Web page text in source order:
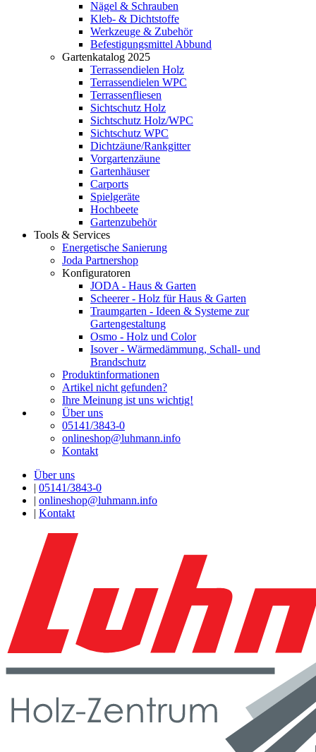
Nägel & Schrauben
Kleb- & Dichtstoffe
Werkzeuge & Zubehör
Befestigungsmittel Abbund
Gartenkatalog 2025
Terrassendielen Holz
Terrassendielen WPC
Terrassenfliesen
Sichtschutz Holz
Sichtschutz Holz/WPC
Sichtschutz WPC
Dichtzäune/Rankgitter
Vorgartenzäune
Gartenhäuser
Carports
Spielgeräte
Hochbeete
Gartenzubehör
Tools & Services
Energetische Sanierung
Joda Partnershop
Konfiguratoren
JODA - Haus & Garten
Scheerer - Holz für Haus & Garten
Traumgarten - Ideen & Systeme zur
Gartengestaltung
Osmo - Holz und Color
Isover - Wärmedämmung, Schall- und
Brandschutz
Produktinformationen
Artikel nicht gefunden?
Ihre Meinung ist uns wichtig!
Über uns
05141/3843-0
onlineshop@luhmann.info
Kontakt
Über uns
| 05141/3843-0
| onlineshop@luhmann.info
| Kontakt